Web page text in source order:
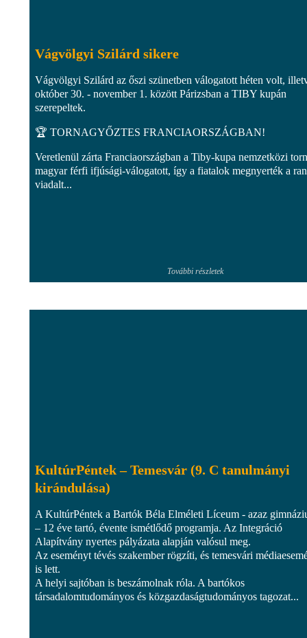
Vágvölgyi Szilárd sikere
Vágvölgyi Szilárd az őszi szünetben válogatott héten volt,
október 30. - november 1. között Párizsban a TIBY kupán
szerepeltek.
🏆 TORNAGYŐZTES FRANCIAORSZÁGBAN!
Veretlenül zárta Franciaországban a Tiby-kupa nemzetközi
magyar férfi ifjúsági-válogatott, így a fiatalok megnyerték a
viadalt...
További részletek
KultúrPéntek – Temesvár (9. C tanulmányi
kirándulása)
A KultúrPéntek a Bartók Béla Elméleti Líceum - azaz
– 12 éve tartó, évente ismétlődő programja. Az Integráció
Alapítvány nyertes pályázata alapján valósul meg.
Az eseményt tévés szakember rögzíti, és temesvári
is lett.
A helyi sajtóban is beszámolnak róla. A bartókos
társadalomtudományos és közgazdaságtudományos tagozat...